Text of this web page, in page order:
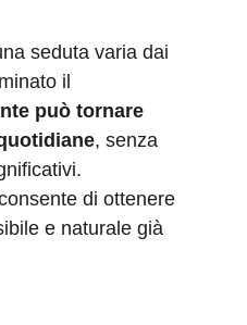
seduta varia dai
il
può tornare
, senza
di ottenere
e naturale già